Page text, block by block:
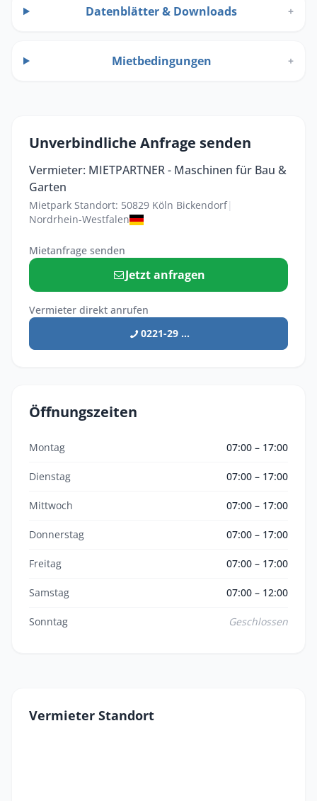
Datenblätter & Downloads +
Mietbedingungen +
Unverbindliche Anfrage senden
Vermieter: MIETPARTNER - Maschinen für Bau &
Garten
Mietpark Standort: 50829 Köln Bickendorf|
Nordrhein-Westfalen
Mietanfrage senden
Jetzt anfragen
Vermieter direkt anrufen
0221-29 ...
Öffnungszeiten
Montag 07:00 – 17:00
Dienstag 07:00 – 17:00
Mittwoch 07:00 – 17:00
Donnerstag 07:00 – 17:00
Freitag 07:00 – 17:00
Samstag 07:00 – 12:00
Sonntag Geschlossen
Vermieter Standort